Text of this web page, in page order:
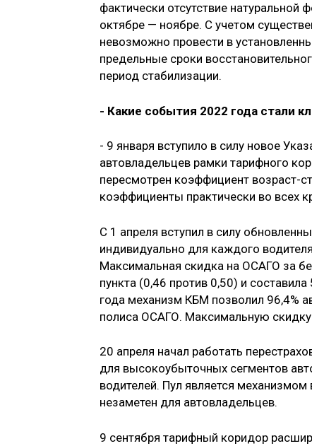
фактически отсутствие
октябре — ноябре. С учетом
невозможно провести в
предельные сроки
период стабилизации.
- Какие события 2022 года стали
- 9 января вступило в силу новое
автовладельцев рамки тарифного
пересмотрен коэффициент возраст-
коэффициенты практически во всех
С 1 апреля вступил в силу
индивидуально для каждого
Максимальная скидка на ОСАГО за
пункта (0,46 против 0,50) и
года механизм КБМ позволил 96,4%
полиса ОСАГО. Максимальную скидку
20 апреля начал работать
для высокоубыточных сегментов
водителей. Пул является
незаметен для автовладельцев.
9 сентября тарифный коридор